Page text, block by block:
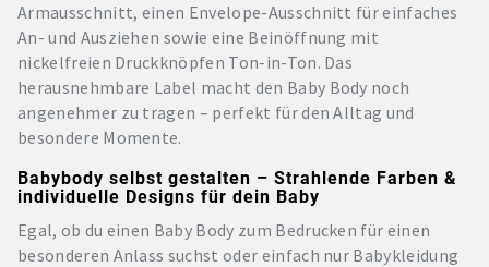
Armausschnitt, einen Envelope-Ausschnitt für einfaches
An- und Ausziehen sowie eine Beinöffnung mit
nickelfreien Druckknöpfen Ton-in-Ton. Das
herausnehmbare Label macht den Baby Body noch
angenehmer zu tragen – perfekt für den Alltag und
besondere Momente.
Babybody selbst gestalten – Strahlende Farben &
individuelle Designs für dein Baby
Egal, ob du einen Baby Body zum Bedrucken für einen
besonderen Anlass suchst oder einfach nur Babykleidung